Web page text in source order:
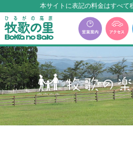
本サイトに表記の料金はすべて
牧歌の里温泉『牧華』は12月中旬